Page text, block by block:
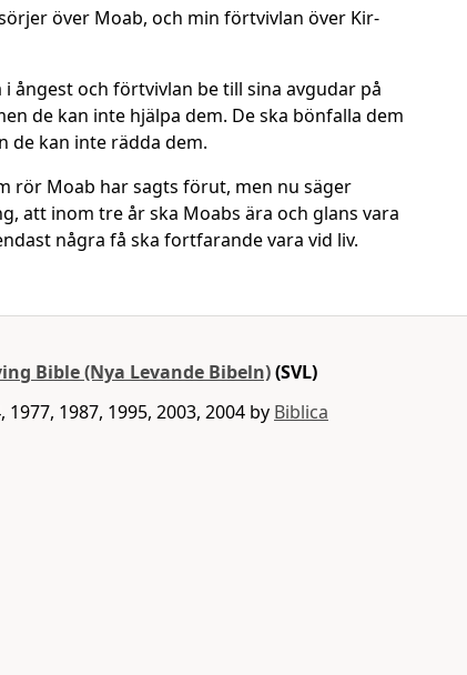
över Moab, och min förtvivlan över Kir-
i ångest och förtvivlan be till sina avgudar på
de kan inte hjälpa dem. De ska bönfalla dem
de kan inte rädda dem.
rör Moab har sagts förut, men nu säger
att inom tre år ska Moabs ära och glans vara
några få ska fortfarande vara vid liv.
Bible (Nya Levande Bibeln)(SVL)
1987, 1995, 2003, 2004 by Biblica